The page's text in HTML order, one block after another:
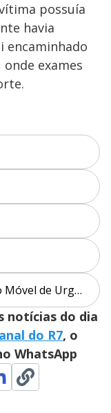
possuía
havia
encaminhado
exames
Samu (Serviço de Atendimento Móvel de Urgência)
notícias do dia
do R7, o
WhatsApp